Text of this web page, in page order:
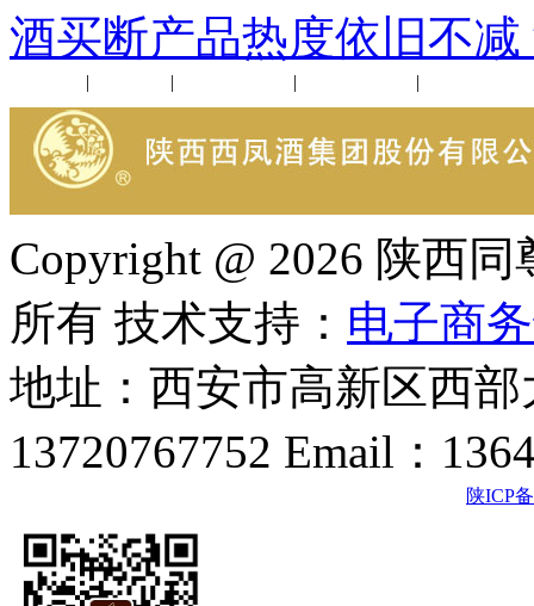
酒买断产品热度依旧不减
| | | |
Copyright @ 2026 陕西
所有 技术支持： 电子商
地址：西安市高新区西
13720767752 Email：
陕ICP